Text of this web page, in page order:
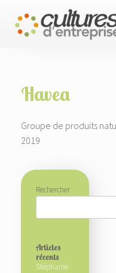
content
Havea
Groupe de produits
2019
Rechercher
Articles
récents
Stéphanie